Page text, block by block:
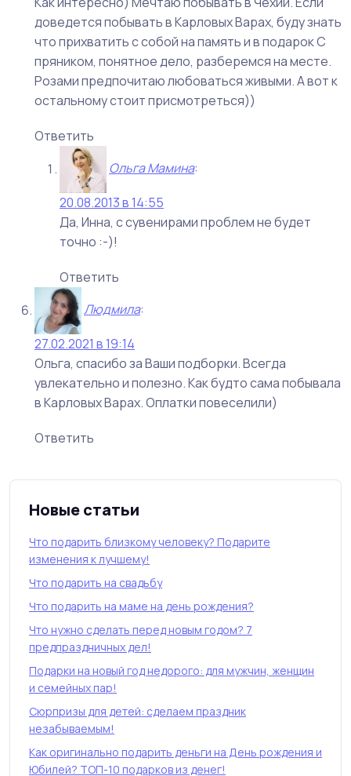
доведется побывать в Карловых Варах, буду знать
что прихватить с собой на память и в подарок С
пряником, понятное дело, разберемся на месте.
Розами предпочитаю любоваться живыми. А вот к
остальному стоит присмотреться))
Ответить
Ольга Мамина:
20.08.2013 в 14:55
Да, Инна, с сувенирами проблем не будет
точно :-)!
Ответить
Людмила:
27.02.2021 в 19:14
Ольга, спасибо за Ваши подборки. Всегда
увлекательно и полезно. Как будто сама побывала
в Карловых Варах. Оплатки повеселили)
Ответить
Новые статьи
Что подарить близкому человеку? Подарите
изменения к лучшему!
Что подарить на свадьбу
Что подарить на маме на день рождения?
Что нужно сделать перед новым годом? 7
предпраздничных дел!
Подарки на новый год недорого: для мужчин, женщин
и семейных пар!
Сюрпризы для детей: сделаем праздник
незабываемым!
Как оригинально подарить деньги на День рождения и
Юбилей? ТОП-10 подарков из денег!